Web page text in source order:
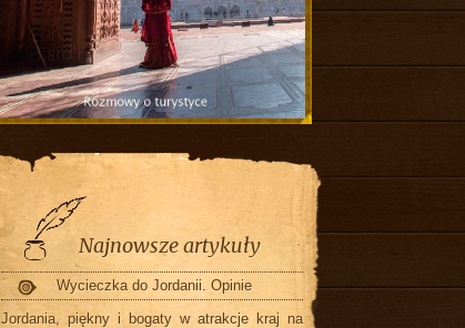
Najnowsze artykuły
Wycieczka do Jordanii. Opinie
Jordania, piękny i bogaty w atrakcje kraj na